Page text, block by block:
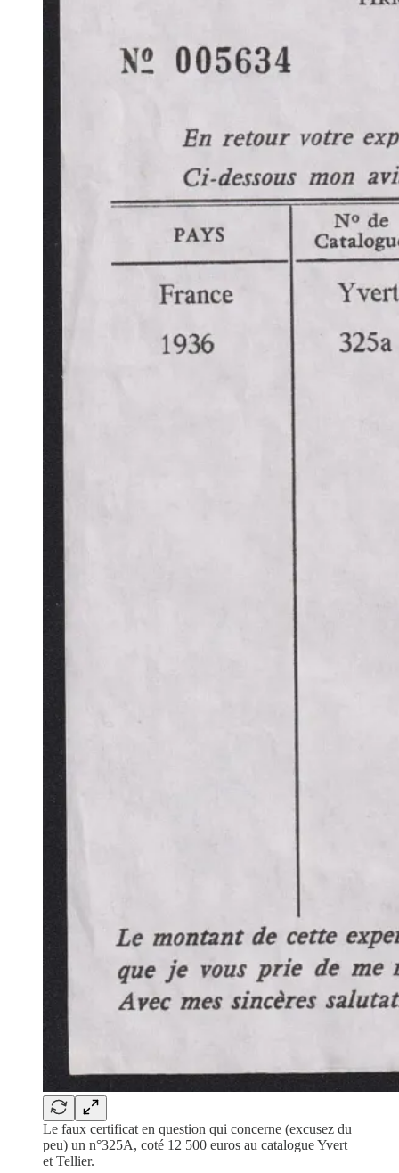
Le faux certificat en question qui concerne (excusez du
peu) un n°325A, coté 12 500 euros au catalogue Yvert
et Tellier.